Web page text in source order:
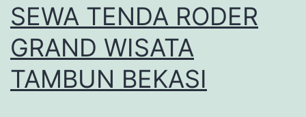
SEWA TENDA RODER
GRAND WISATA
TAMBUN BEKASI